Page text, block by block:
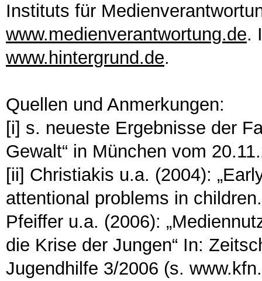
Instituts für
www.medienverantwortung.de.
www.hintergrund.de.
Quellen und Anmerkungen:
[i] s. neueste Ergebnisse der
Gewalt“ in München vom
[ii] Christiakis u.a. (2004):
attentional problems in
Pfeiffer u.a. (2006):
die Krise der Jungen“ In:
Jugendhilfe 3/2006 (s.